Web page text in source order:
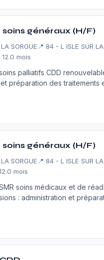
généraux (H/F)
SORGUE 📍 84 - L ISLE SUR
mois
palliatifs CDD
préparation des
généraux (H/F)
SORGUE 📍 84 - L ISLE SUR
mois
soins médicaux et de
: administration et